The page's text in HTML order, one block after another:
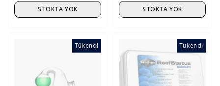
STOKTA YOK STOKTA YOK
Tükendi Tükendi